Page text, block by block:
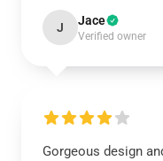
J Jace
Verified owner
Gorgeous design